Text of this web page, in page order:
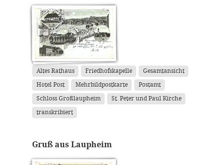
Altes Rathaus Friedhofskapelle Gesamtansicht
Hotel Post Mehrbildpostkarte Postamt
Schloss Großlaupheim St. Peter und Paul Kirche
transkribiert
Gruß aus Laupheim